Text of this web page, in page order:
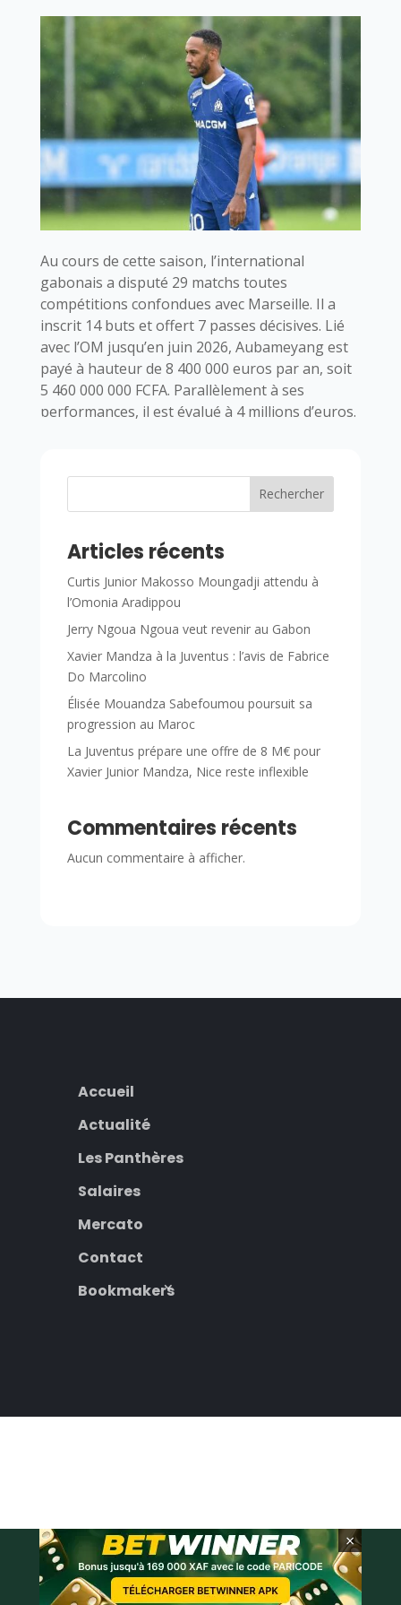
Au cours de cette saison, l’international
gabonais a disputé 29 matchs toutes
compétitions confondues avec Marseille. Il a
inscrit 14 buts et offert 7 passes décisives. Lié
avec l’OM jusqu’en juin 2026, Aubameyang est
payé à hauteur de 8 400 000 euros par an, soit
5 460 000 000 FCFA. Parallèlement à ses
performances, il est évalué à 4 millions d’euros.
Rechercher
Articles récents
Curtis Junior Makosso Moungadji attendu à
l’Omonia Aradippou
Jerry Ngoua Ngoua veut revenir au Gabon
Xavier Mandza à la Juventus : l’avis de Fabrice
Do Marcolino
Élisée Mouandza Sabefoumou poursuit sa
progression au Maroc
La Juventus prépare une offre de 8 M€ pour
Xavier Junior Mandza, Nice reste inflexible
Commentaires récents
Aucun commentaire à afficher.
Accueil
Actualité
Les Panthères
Salaires
Mercato
Contact
Bookmakers
×